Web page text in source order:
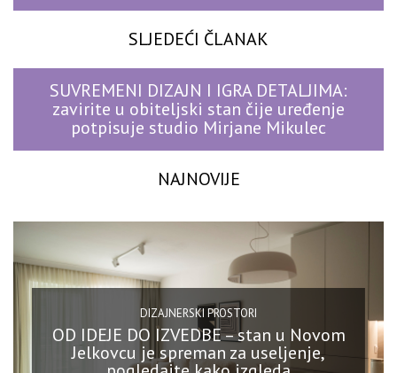
SLJEDEĆI ČLANAK
SUVREMENI DIZAJN I IGRA DETALJIMA:
zavirite u obiteljski stan čije uređenje
potpisuje studio Mirjane Mikulec
NAJNOVIJE
DIZAJNERSKI PROSTORI
OD IDEJE DO IZVEDBE – stan u Novom
Jelkovcu je spreman za useljenje,